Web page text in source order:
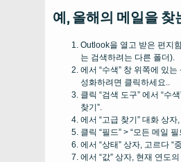
예, 올해의 메일을 찾
Outlook을 열고 받은 편지
는 검색하려는 다른 폴더).
에서 “수색” 창 위쪽에 있
성화하려면 클릭하세요..
클릭 “검색 도구” 에서 “수
찾기”.
에서 “고급 찾기” 대화 상자,
클릭 “필드” > “모든 메일 필
에서 “상태” 상자, 고르다 “
에서 “값” 상자, 현재 연도